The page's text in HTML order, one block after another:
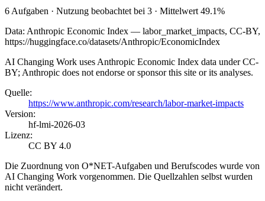
6 Aufgaben · Nutzung beobachtet bei 3 · Mittelwert 49.1%
Data: Anthropic Economic Index — labor_market_impacts, CC-BY,
https://huggingface.co/datasets/Anthropic/EconomicIndex
AI Changing Work uses Anthropic Economic Index data under CC-
BY; Anthropic does not endorse or sponsor this site or its analyses.
Quelle:
https://www.anthropic.com/research/labor-market-impacts
Version:
hf-lmi-2026-03
Lizenz:
CC BY 4.0
Die Zuordnung von O*NET-Aufgaben und Berufscodes wurde von
AI Changing Work vorgenommen. Die Quellzahlen selbst wurden
nicht verändert.